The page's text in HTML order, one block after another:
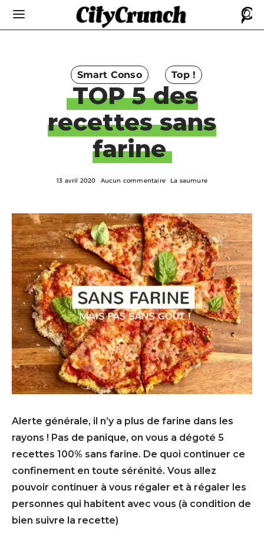
Smart Conso Top !
TOP 5 des
recettes sans
farine
13 avril 2020 Aucun commentaire La saumure
Alerte générale, il n’y a plus de farine dans les
rayons ! Pas de panique, on vous a dégoté 5
recettes 100% sans farine. De quoi continuer ce
confinement en toute sérénité. Vous allez
pouvoir continuer à vous régaler et à régaler les
personnes qui habitent avec vous (à condition de
bien suivre la recette)